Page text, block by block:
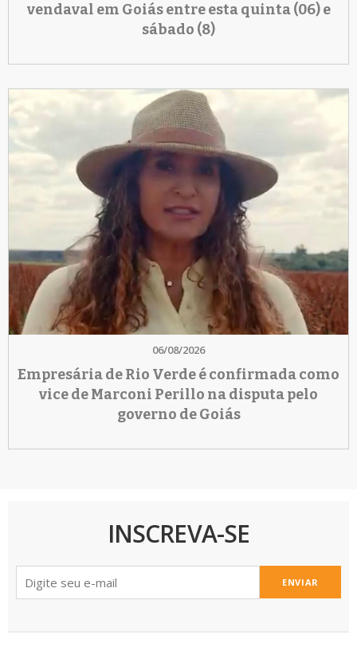
vendaval em Goiás entre esta quinta (06) e
sábado (8)
06/08/2026
Empresária de Rio Verde é confirmada como
vice de Marconi Perillo na disputa pelo
governo de Goiás
INSCREVA-SE
ENVIAR